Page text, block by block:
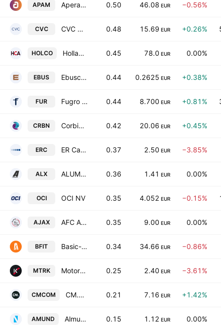
APAM Aperam S.A. 0.50 46.08 EUR −0.56%
CVC CVC Capital Partners plc 0.48 15.69 EUR +0.26%
HOLCO Holland Colours NV 0.45 78.0 EUR 0.00%
EBUS Ebusco Holding N.V. 0.44 0.2625 EUR +0.38%
FUR Fugro NV 0.44 8.700 EUR +0.81%
CRBN Corbion NV 0.42 20.06 EUR +0.45%
ERC ER Capital N.V. 0.37 2.50 EUR −3.85%
ALX ALUMEXX N.V. 0.36 1.41 EUR 0.00%
OCI OCI NV 0.35 4.052 EUR −0.15%
AJAX AFC Ajax N.V. 0.35 9.00 EUR 0.00%
BFIT Basic-Fit NV 0.34 34.66 EUR −0.86%
MTRK MotorK PLC 0.25 2.40 EUR −3.61%
CMCOM CM.com N.V. 0.21 7.16 EUR +1.42%
AMUND Almunda Professionals N.V. 0.15 1.12 EUR 0.00%